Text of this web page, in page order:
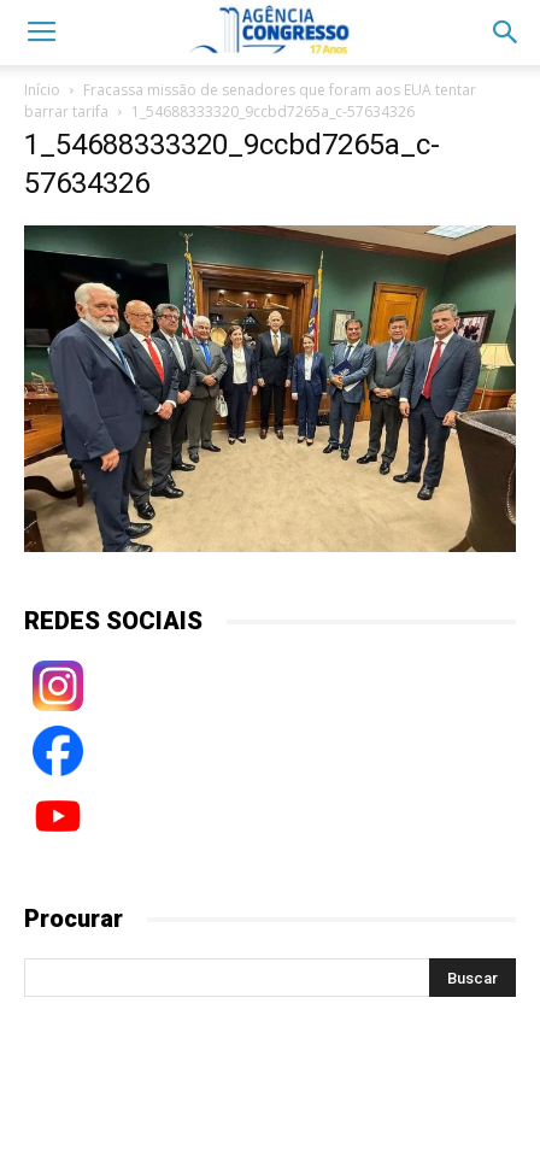
Início
Fracassa missão de senadores que foram aos EUA tentar
barrar tarifa
1_54688333320_9ccbd7265a_c-57634326
1_54688333320_9ccbd7265a_c-
57634326
REDES SOCIAIS
Procurar